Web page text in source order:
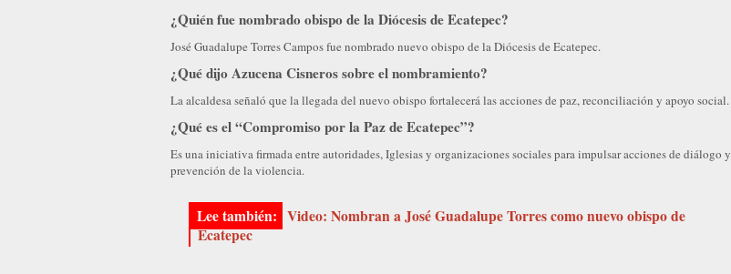
¿Quién fue nombrado obispo de la Diócesis de Ecatepec?
José Guadalupe Torres Campos fue nombrado nuevo obispo de la Diócesis de Ecatepec.
¿Qué dijo Azucena Cisneros sobre el nombramiento?
La alcaldesa señaló que la llegada del nuevo obispo fortalecerá las acciones de paz, reconciliación y apoyo social.
¿Qué es el “Compromiso por la Paz de Ecatepec”?
Es una iniciativa firmada entre autoridades, Iglesias y organizaciones sociales para impulsar acciones de diálogo y
prevención de la violencia.
Video: Nombran a José Guadalupe Torres como nuevo obispo de
Ecatepec